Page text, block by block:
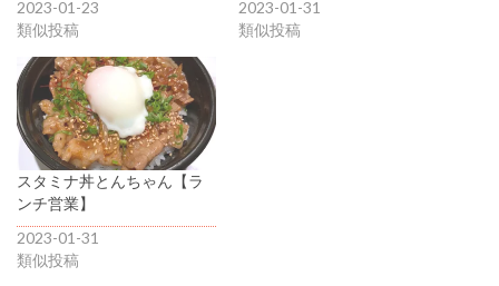
2023-01-23
類似投稿
2023-01-31
類似投稿
スタミナ丼とんちゃん【ラ
ンチ営業】
2023-01-31
類似投稿